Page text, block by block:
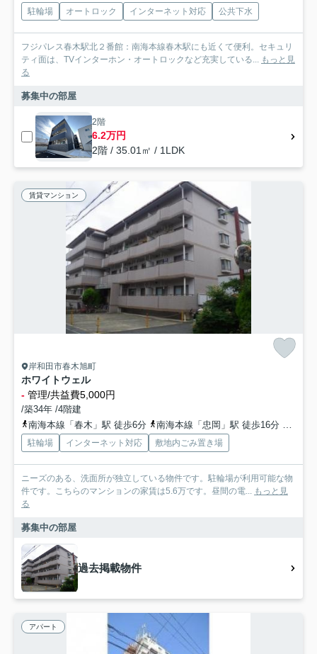
駐輪場 オートロック インターネット対応 公共下水
フジパレス春木駅北２番館：南海本線春木駅にも近くて便利。セキュリ
ティ面は、TVインターホン・オートロックなど充実している... もっと見
る
募集中の部屋
2階
6.2万円
2階 / 35.01㎡ / 1LDK
賃貸マンション
岸和田市春木旭町
ホワイトウェル
- 管理/共益費5,000円
/築34年 /4階建
南海本線「春木」駅 徒歩6分
南海本線「忠岡」駅 徒歩16分 阪和
駐輪場 インターネット対応 敷地内ごみ置き場
ニーズのある、洗面所が独立している物件です。駐輪場が利用可能な物
件です。こちらのマンションの家賃は5.6万です。昼間の電... もっと見
る
募集中の部屋
過去掲載物件
アパート